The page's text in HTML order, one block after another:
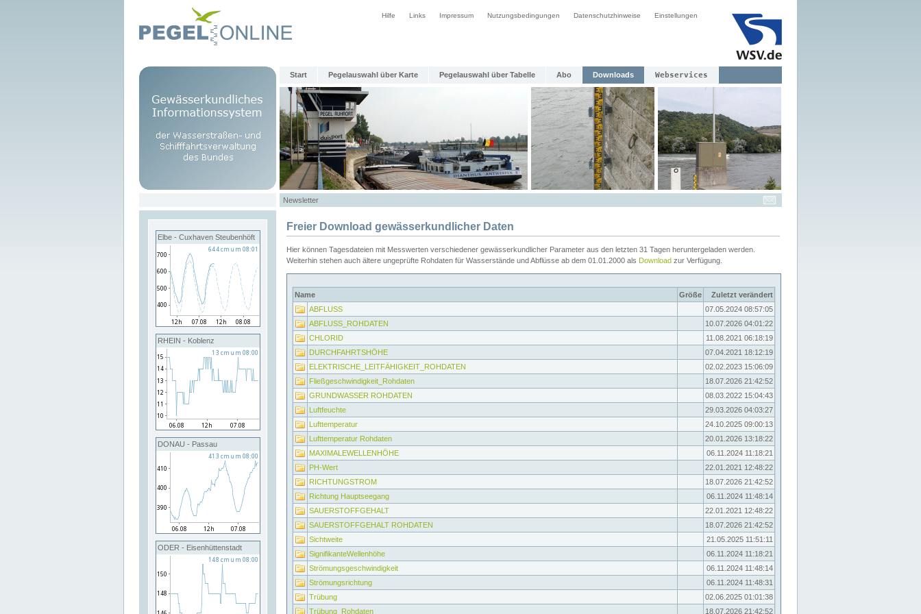
Hilfe Links Impressum Nutzungsbedingungen Datenschutzhinweise Einstellungen
Start Pegelauswahl über Karte Pegelauswahl über Tabelle Abo Downloads Webservices
Newsletter
Elbe - Cuxhaven Steubenhöft
RHEIN - Koblenz
DONAU - Passau
ODER - Eisenhüttenstadt
Freier Download gewässerkundlicher Daten
Hier können Tagesdateien mit Messwerten verschiedener gewässerkundlicher Parameter aus den letzten 31 Tagen heruntergeladen werden.
Weiterhin stehen auch ältere ungeprüfte Rohdaten für Wasserstände und Abflüsse ab dem 01.01.2000 als Download zur Verfügung.
Name Größe
Zuletzt verändert
ABFLUSS
07.05.2024 08:57:05
ABFLUSS_ROHDATEN
10.07.2026 04:01:22
CHLORID
11.08.2021 06:18:19
DURCHFAHRTSHÖHE
07.04.2021 18:12:19
ELEKTRISCHE_LEITFÄHIGKEIT_ROHDATEN
02.02.2023 15:06:09
Fließgeschwindigkeit_Rohdaten
18.07.2026 21:42:52
GRUNDWASSER ROHDATEN
08.03.2022 15:04:43
Luftfeuchte
29.03.2026 04:03:27
Lufttemperatur
24.10.2025 09:00:13
Lufttemperatur Rohdaten
20.01.2026 13:18:22
MAXIMALEWELLENHÖHE
06.11.2024 11:18:21
PH-Wert
22.01.2021 12:48:22
RICHTUNGSTROM
18.07.2026 21:42:52
Richtung Hauptseegang
06.11.2024 11:48:14
SAUERSTOFFGEHALT
22.01.2021 12:48:22
SAUERSTOFFGEHALT ROHDATEN
18.07.2026 21:42:52
Sichtweite
21.05.2025 11:51:11
SignifikanteWellenhöhe
06.11.2024 11:18:21
Strömungsgeschwindigkeit
06.11.2024 11:48:14
Strömungsrichtung
06.11.2024 11:48:31
Trübung
02.06.2025 01:01:38
Trübung_Rohdaten
18.07.2026 21:42:52